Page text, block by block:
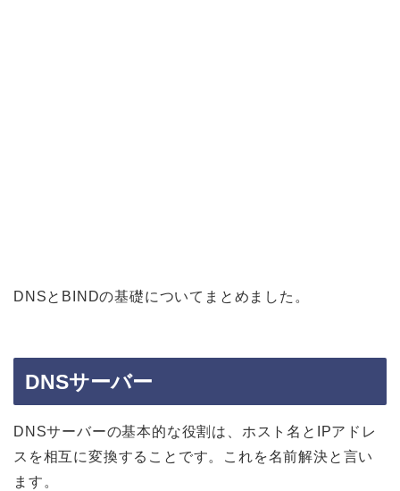
DNSとBINDの基礎についてまとめました。
DNSサーバー
DNSサーバーの基本的な役割は、ホスト名とIPアドレ
スを相互に変換することです。これを名前解決と言い
ます。